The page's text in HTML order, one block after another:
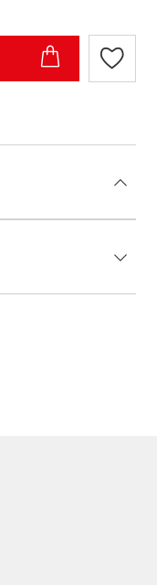
Zur